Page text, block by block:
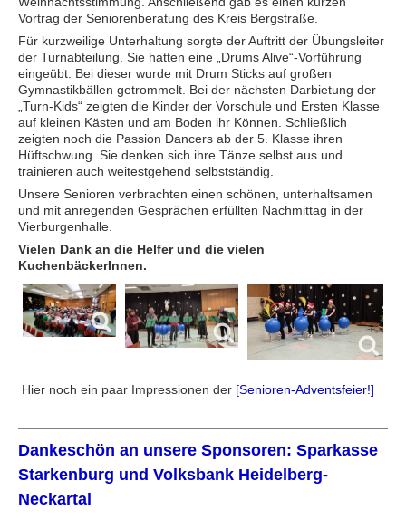
Vortrag der Seniorenberatung des Kreis Bergstraße.
Für kurzweilige Unterhaltung sorgte der Auftritt der Übungsleiter
der Turnabteilung. Sie hatten eine „Drums Alive“-Vorführung
eingeübt. Bei dieser wurde mit Drum Sticks auf großen
Gymnastikbällen getrommelt. Bei der nächsten Darbietung der
„Turn-Kids“ zeigten die Kinder der Vorschule und Ersten Klasse
auf kleinen Kästen und am Boden ihr Können. Schließlich
zeigten noch die Passion Dancers ab der 5. Klasse ihren
Hüftschwung. Sie denken sich ihre Tänze selbst aus und
trainieren auch weitestgehend selbstständig.
Unsere Senioren verbrachten einen schönen, unterhaltsamen
und mit anregenden Gesprächen erfüllten Nachmittag in der
Vierburgenhalle.
Vielen Dank an die Helfer und die vielen
KuchenbäckerInnen.
Hier noch ein paar Impressionen der [Senioren-Adventsfeier!]
Dankeschön an unsere Sponsoren: Sparkasse
Starkenburg und Volksbank Heidelberg-
Neckartal